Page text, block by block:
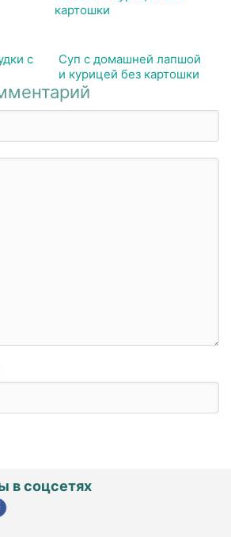
с
Суп с домашней лапшой
и курицей без картошки
в соцсетях